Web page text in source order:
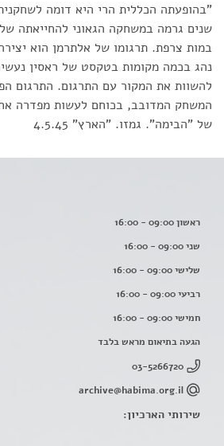
"בהופעתה הכללית הרי היא דומה
שנים גרמה במשחקה הגאוני להחייאתה
במות צרפת. תרגומו של אלתרמן הוא
נהג בכמה מקומות בטקסט של ראסין
להשוות את המקור עם התרגום. התרגום
המשחק המדובב, בכוחם לעשות מפדרה
של "הבימה". גמזו. "הארץ" 4.5.45
ראשון 09:00 - 16:00
שני 09:00 - 16:00
שלישי 09:00 - 16:00
רביעי 09:00 - 16:00
חמישי 09:00 - 16:00
הגעה בתיאום מראש בלבד
03-5266720
archive@habima.org.il
שירותי הארכיון: